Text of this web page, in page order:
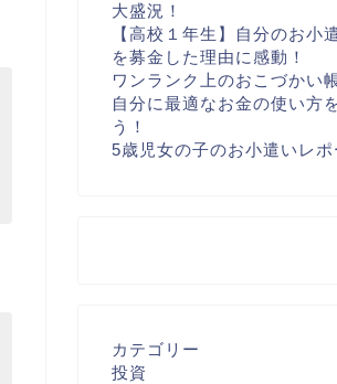
大盛況！
【高校１年生】自分のお小
を募金した理由に感動！
ワンランク上のおこづかい
自分に最適なお金の使い方
う！
5歳児女の子のお小遣いレポ
カテゴリー
投資